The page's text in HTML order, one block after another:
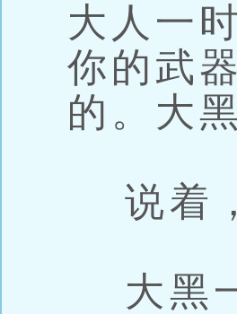
大人一
你的武
的。大
说着
大黑